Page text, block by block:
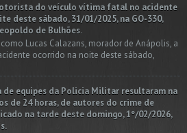
do veículo vítima fatal no acidente
deste sábado, 31/01/2025, na GO-330,
de Bulhões.
Lucas Calazans, morador de Anápolis, a
ocorrido na noite deste sábado,
de equipes da Policia Militar resultaram na
de 24 horas, de autores do crime de
na tarde deste domingo, 1º/02/2026,